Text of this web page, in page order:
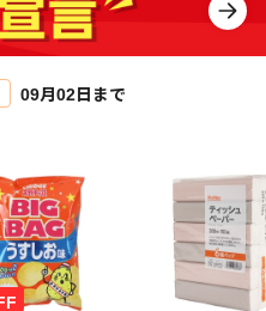
09月02日まで